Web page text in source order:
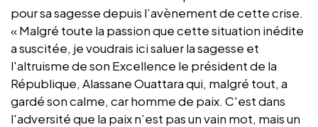
pour sa sagesse depuis l’avènement de cette crise.
« Malgré toute la passion que cette situation inédite
a suscitée, je voudrais ici saluer la sagesse et
l'altruisme de son Excellence le président de la
République, Alassane Ouattara qui, malgré tout, a
gardé son calme, car homme de paix. C'est dans
l'adversité que la paix n’est pas un vain mot, mais un